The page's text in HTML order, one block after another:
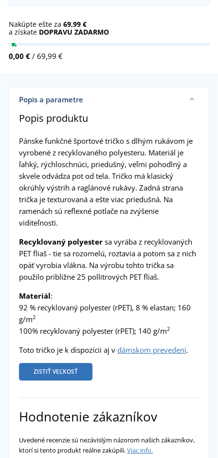
Nakúpte ešte za 69,99 €
a získate DOPRAVU ZADARMO
0,00 € / 69,99 €
Popis a parametre
Popis produktu
Pánske funkčné športové tričko s dlhým rukávom je
vyrobené z recyklovaného polyesteru. Materiál je
ľahký, rýchloschnúci, priedušný, veľmi pohodlný a
skvele odvádza pot od tela. Tričko má klasický
okrúhly výstrih a raglánové rukávy. Zadná strana
trička je texturovaná a ešte viac priedušná. Na
ramenách sú reflexné potlače na zvýšenie
viditeľnosti.
Recyklovaný polyestersa vyrába z recyklovaných
PET fliaš - tie sa rozomelú, roztavia a potom sa z nich
opäť vyrobia vlákna. Na výrobu tohto trička sa
použilo približne 25 pollitrových PET fliaš.
Materiál:
92 % recyklovaný polyester (rPET), 8 % elastan; 160
g/m2
100% recyklovaný polyester (rPET); 140 g/m2
Toto tričko je k dispozícii aj v dámskom prevedení.
ZISTIŤ VEĽKOSŤ
Hodnotenie zákazníkov
Uvedené recenzie sú nezávislým názorom našich zákazníkov,
ktorí si tento produkt reálne zakúpili.Viac info.